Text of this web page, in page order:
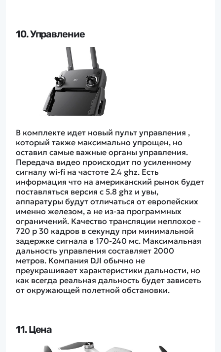
10. Управление
В комплекте идет новый пульт управления ,
который также максимально упрощен, но
оставил самые важные органы управления.
Передача видео происходит по усиленному
сигналу wi-fi на частоте 2.4 ghz. Есть
информация что на американский рынок будет
поставляться версия с 5.8 ghz и увы,
аппаратуры будут отличаться от европейских
именно железом, а не из-за программных
ограничений. Качество трансляции неплохое -
720 p 30 кадров в секунду при минимальной
задержке сигнала в 170-240 мс. Максимальная
дальность управления составляет 2000
метров. Компания DJI обычно не
преукрашивает характеристики дальности, но
как всегда реальная дальность будет зависеть
от окружающей полетной обстановки.
11. Цена